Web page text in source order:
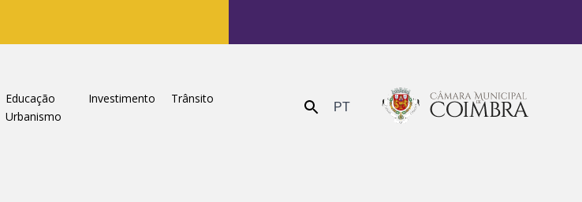
Educação Investimento
Trânsito
Urbanismo Enviar PT